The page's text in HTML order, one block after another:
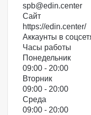
spb@edin.center
Сайт
https://edin.center/
Аккаунты в
Часы работы
Понедельник
09:00 - 20:00
Вторник
09:00 - 20:00
Среда
09:00 - 20:00